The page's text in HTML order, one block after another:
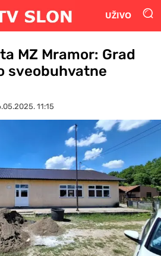
UŽIVO
MZ Mramor: Grad
sveobuhvatne
11:15